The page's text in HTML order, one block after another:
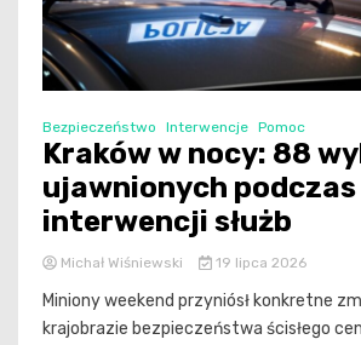
Bezpieczeństwo Interwencje Pomoc
Kraków w nocy: 88
ujawnionych podczas
interwencji służb
Michał Wiśniewski 19 lipca 2026
Miniony weekend przyniósł konkretne
krajobrazie bezpieczeństwa ścisłego